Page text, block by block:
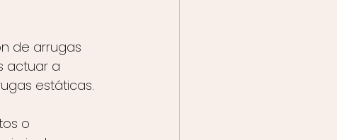
de arrugas
actuar a
estáticas.
o